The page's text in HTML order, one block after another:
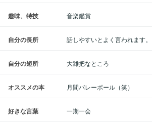
趣味、特技 音楽鑑賞
自分の長所 話しやすいとよく言われます。
自分の短所 大雑把なところ
オススメの本 月間バレーボール（笑）
好きな言葉 一期一会